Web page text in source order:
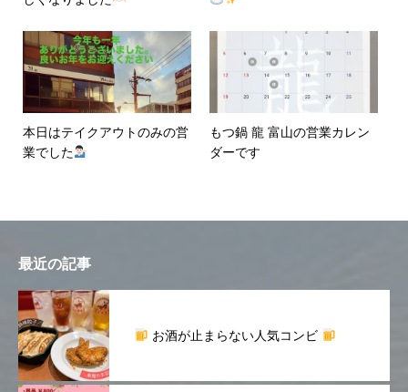
本日はテイクアウトのみの営
業でした
もつ鍋 龍 富山の営業カレン
ダーです
最近の記事
お酒が止まらない人気コンビ